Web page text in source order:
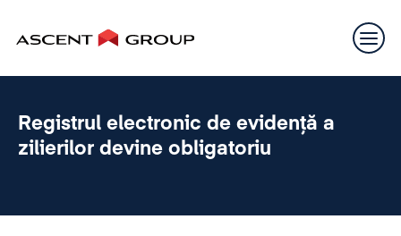
Registrul electronic de evidență a
zilierilor devine obligatoriu